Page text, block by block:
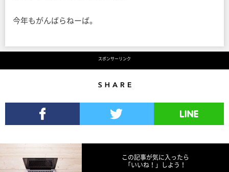
今年もがんばらねーば。
スポンサーリンク
この記事が気に入ったら
「いいね！」しよう！